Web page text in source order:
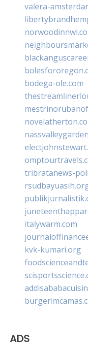
valera-
bodega-ole.com
tribratanews-
italywarm.com
kvk-kumari.org
ADS